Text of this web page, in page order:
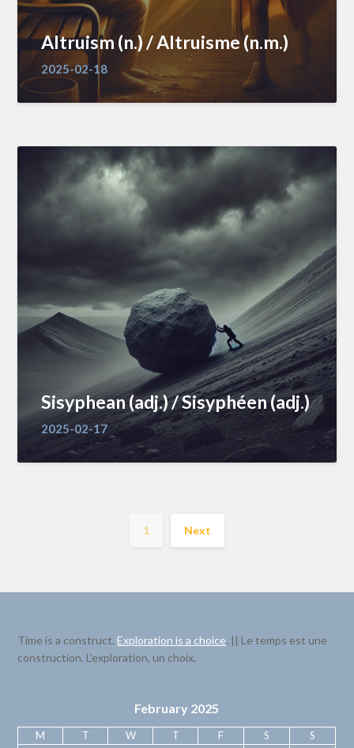
Altruism (n.) / Altruisme (n.m.)
2025-02-18
Sisyphean (adj.) / Sisyphéen (adj.)
2025-02-17
1 Next
Time is a construct.Exploration is a choice. || Le temps est une
construction. L’exploration, un choix.
February 2025
M T W T F S
S